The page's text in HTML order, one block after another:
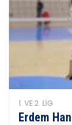
1. VE 2. LIG
Erdem